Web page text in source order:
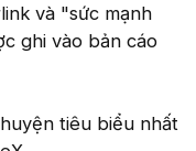
và "sức mạnh
ghi vào bản cáo
tiêu biểu nhất